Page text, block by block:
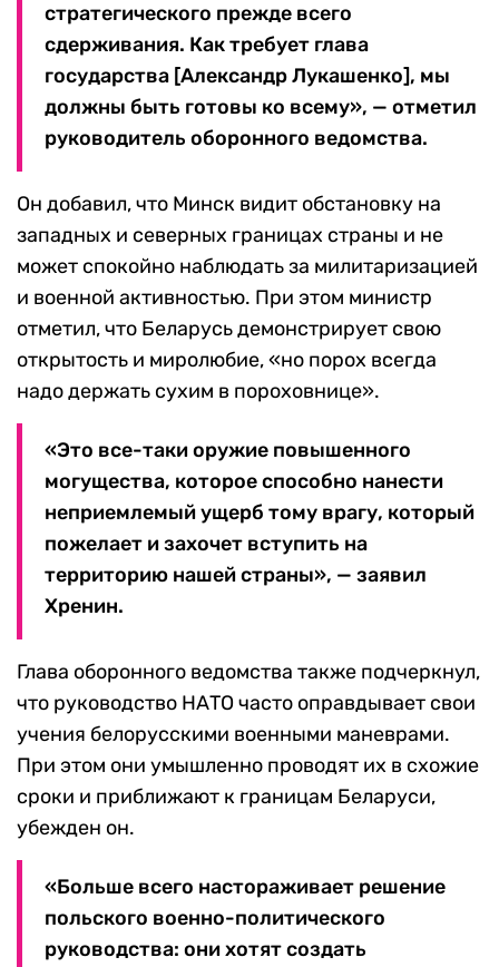
стратегического прежде всего
сдерживания. Как требует глава
государства [Александр Лукашенко], мы
должны быть готовы ко всему», — отметил
руководитель оборонного ведомства.
Он добавил, что Минск видит обстановку на
западных и северных границах страны и не
может спокойно наблюдать за милитаризацией
и военной активностью. При этом министр
отметил, что Беларусь демонстрирует свою
открытость и миролюбие, «но порох всегда
надо держать сухим в пороховнице».
«Это все-таки оружие повышенного
могущества, которое способно нанести
неприемлемый ущерб тому врагу, который
пожелает и захочет вступить на
территорию нашей страны», — заявил
Хренин.
Глава оборонного ведомства также подчеркнул,
что руководство НАТО часто оправдывает свои
учения белорусскими военными маневрами.
При этом они умышленно проводят их в схожие
сроки и приближают к границам Беларуси,
убежден он.
«Больше всего настораживает решение
польского военно-политического
руководства: они хотят создать